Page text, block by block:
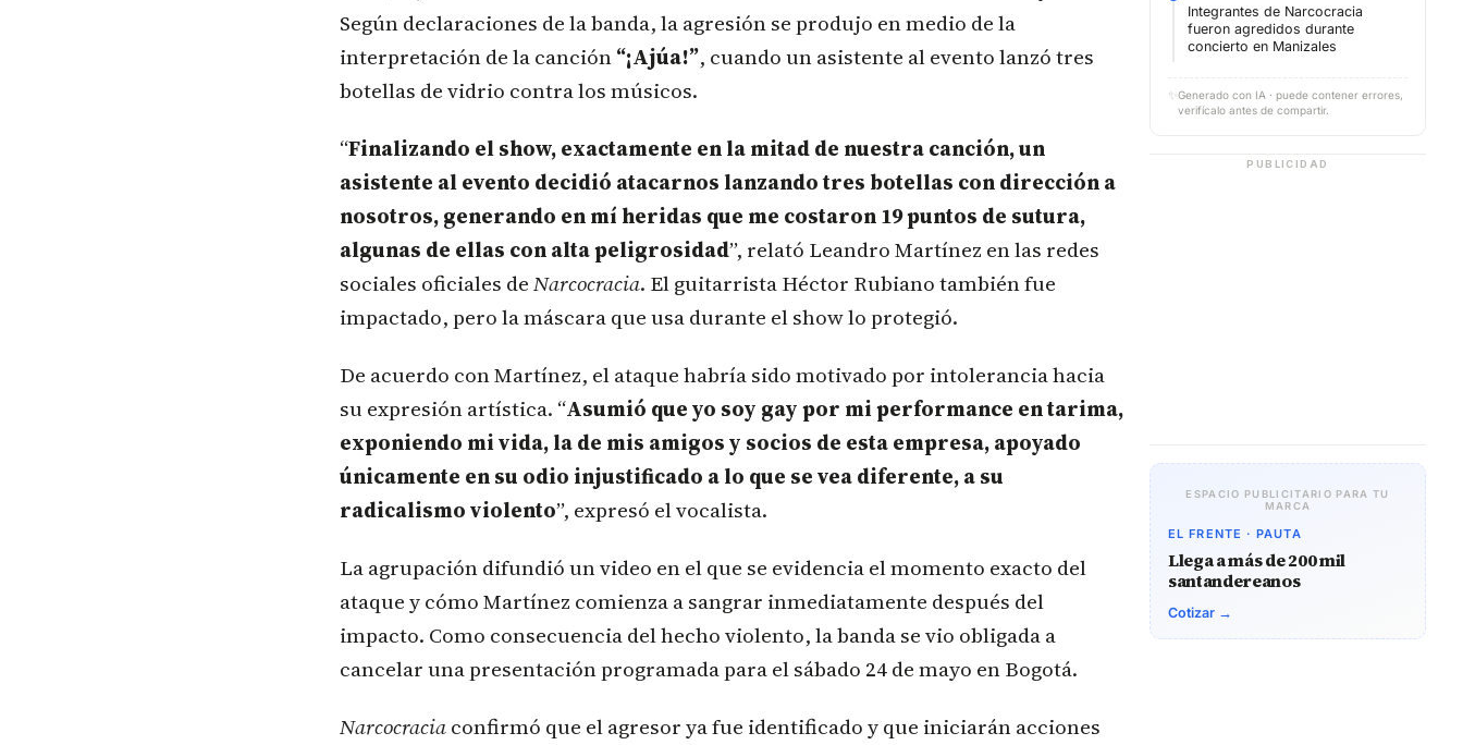
Según declaraciones de la banda, la agresión se produjo en medio de la
interpretación de la canción“¡Ajúa!”, cuando un asistente al evento lanzó tres
botellas de vidrio contra los músicos.
“Finalizando el show, exactamente en la mitad de nuestra canción, un
asistente al evento decidió atacarnos lanzando tres botellas con dirección a
nosotros, generando en mí heridas que me costaron 19 puntos de sutura,
algunas de ellas con alta peligrosidad”, relató Leandro Martínez en las redes
sociales oficiales deNarcocracia. El guitarrista Héctor Rubiano también fue
impactado, pero la máscara que usa durante el show lo protegió.
De acuerdo con Martínez, el ataque habría sido motivado por intolerancia hacia
su expresión artística. “Asumió que yo soy gay por mi performance en tarima,
exponiendo mi vida, la de mis amigos y socios de esta empresa, apoyado
únicamente en su odio injustificado a lo que se vea diferente, a su
radicalismo violento”, expresó el vocalista.
La agrupación difundió un video en el que se evidencia el momento exacto del
ataque y cómo Martínez comienza a sangrar inmediatamente después del
impacto. Como consecuencia del hecho violento, la banda se vio obligada a
cancelar una presentación programada para el sábado 24 de mayo en Bogotá.
Narcocraciaconfirmó que el agresor ya fue identificado y que iniciarán acciones
Integrantes de Narcocracia
fueron agredidos durante
concierto en Manizales
✨ Generado con IA · puede contener errores,
verifícalo antes de compartir.
PUBLICIDAD
ESPACIO PUBLICITARIO PARA TU
MARCA
EL FRENTE · PAUTA
Llega a más de 200 mil
santandereanos
Cotizar →